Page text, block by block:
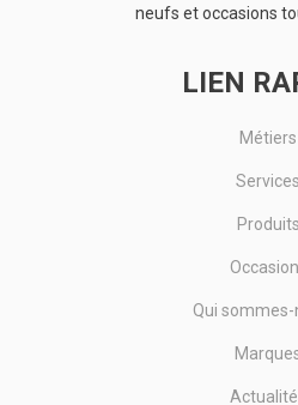
neufs et occasions
LIEN
Métiers
Services
Produits
Qui sommes-